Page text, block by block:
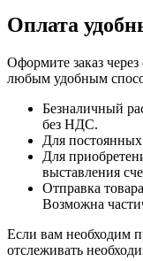
Оплата
Оформите заказ
любым удобным
Безналичный
без НДС.
Для
Для
выставления
Отправка
Возможна
Если вам необходим
отслеживать